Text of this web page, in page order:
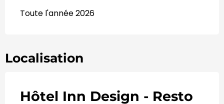
Toute l'année 2026
Localisation
Hôtel Inn Design - Resto